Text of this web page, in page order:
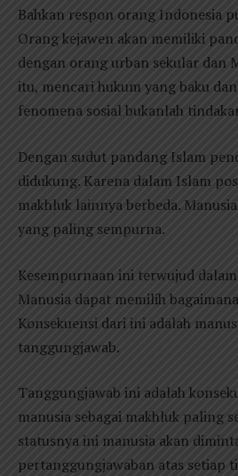
Bahkan respon orang Indonesia
Orang kejawen akan memiliki
dengan orang urban sekular dan
itu, mencari hukum yang baku
fenomena sosial bukanlah
Dengan sudut pandang Islam
didukung. Karena dalam Islam
makhluk lainnya berbeda.
yang paling sempurna.
Kesempurnaan ini terwujud dalam
Manusia dapat memilih
Konsekuensi dari ini adalah
tanggungjawab.
Tanggungjawab ini adalah
manusia sebagai makhluk paling
statusnya ini manusia akan
pertanggungjawaban atas setiap